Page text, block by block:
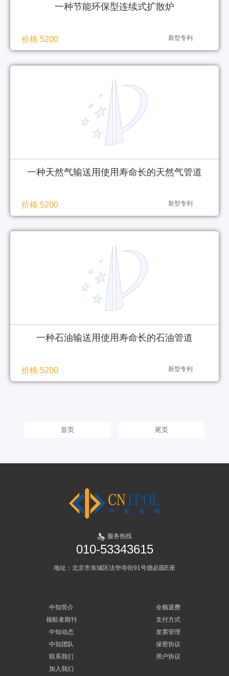
一种节能环保型连续式扩散炉
价格 5200 新型专利
一种天然气输送用使用寿命长的天然气管道
价格 5200 新型专利
一种石油输送用使用寿命长的石油管道
价格 5200 新型专利
首页 尾页
服务热线
010-53343615
地址：北京市东城区法华寺街91号德必园E座
中知简介
领航者期刊
中知动态
中知团队
联系我们
加入我们
全额退费
支付方式
发票管理
保密协议
用户协议